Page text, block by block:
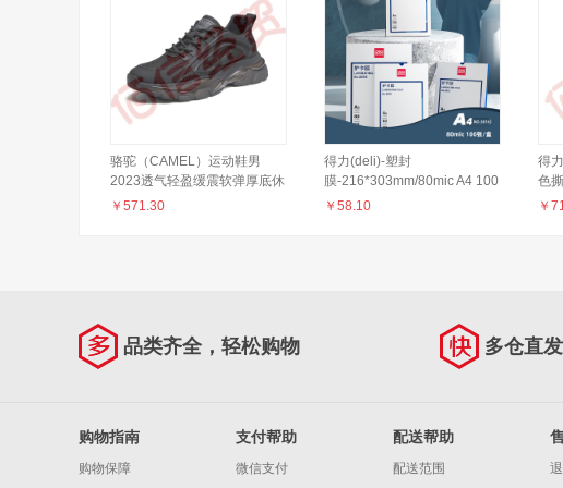
骆驼（CAMEL）运动鞋男
2023透气轻盈缓震软弹厚底休
闲男士跑步鞋 P13A070034，
￥ 571.30
得力(deli)-塑封
膜-216*303mm/80mic A4 100
张/包-3816
￥ 58.10
得
色
三
￥
品类齐全，轻松购物 多仓直
购物指南
购物保障
支付帮助
微信支付
配送帮助
配送范围